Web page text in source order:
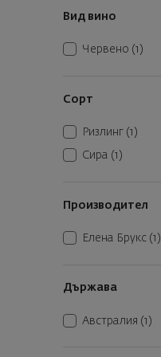
Вид вино
Червено (1)
Сорт
Ризлинг (1)
Сира (1)
Производител
Елена Брукс (1)
Държава
Австралия (1)